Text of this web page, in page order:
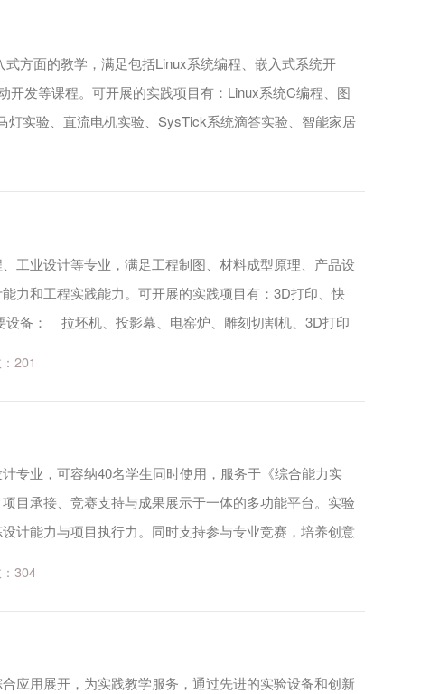
方面的教学，满足包括Linux系统编程、嵌入式系统开
发等课程。可开展的实践项目有：Linux系统C编程、图
实验、直流电机实验、SysTick系统滴答实验、智能家居
工业设计等专业，满足工程制图、材料成型原理、产品设
力和工程实践能力。可开展的实践项目有：3D打印、快
设备： 拉坯机、投影幕、电窑炉、雕刻切割机、3D打印
201
专业，可容纳40名学生同时使用，服务于《综合能力实
目承接、竞赛支持与成果展示于一体的多功能平台。实验
计能力与项目执行力。同时支持参与专业竞赛，培养创意
304
应用展开，为实践教学服务，通过先进的实验设备和创新